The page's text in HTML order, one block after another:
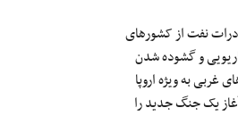
نفت از کشورهای
و گشوده شدن
به ویژه اروپا
یک جنگ جدید را